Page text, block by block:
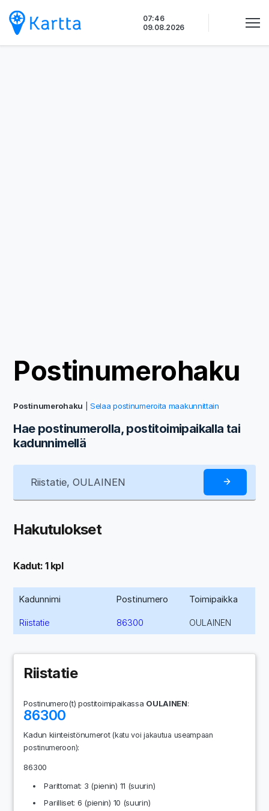
sisältöön
07:46
09.08.2026
Postinumerohaku
Postinumerohaku |Selaa postinumeroita maakunnittain
Hae postinumerolla, postitoimipaikalla tai
kadunnimellä
Hakutulokset
Kadut: 1 kpl
Kadunnimi Postinumero Toimipaikka
Riistatie 86300 OULAINEN
Riistatie
Postinumero(t) postitoimipaikassa OULAINEN:
86300
Kadun kiinteistönumerot(katu voi jakautua useampaan
postinumeroon):
86300
Parittomat: 3 (pienin) 11 (suurin)
Parilliset: 6 (pienin) 10 (suurin)